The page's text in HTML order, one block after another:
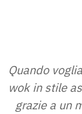
Quando
wok in stile
grazie a un